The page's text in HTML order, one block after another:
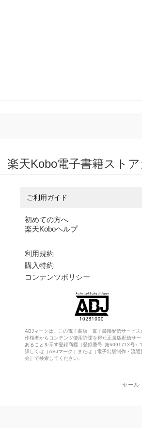
楽天Kobo電子書籍スト
ご利用ガイド
初めての方へ
楽天Koboヘルプ
利用規約
購入特約
コンテンツポリシー
ABJマークは、この電子書店・電子書籍配信サービス
作権者からコンテンツ使用許諾を得た正規版配信サー
あることを示す登録商標（登録番号 第6091713号）
詳しくは［ABJマーク］または［電子出版制作・流通
会］で検索してください。
セール